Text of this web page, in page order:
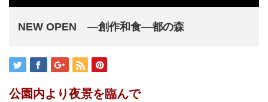
NEW OPEN ―創作和食―都の森
公園内より夜景を臨んで